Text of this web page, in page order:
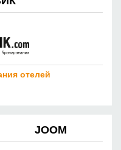
отелей
JOOM